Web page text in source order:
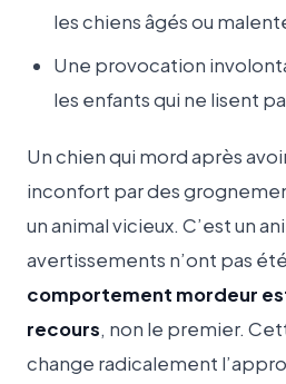
les chiens âgés ou
Une provocation
les enfants qui ne lisent
Un chien qui mord après
inconfort par des
un animal vicieux. C’est un
avertissements n’ont pas
comportement mordeur
recours, non le premier.
change radicalement